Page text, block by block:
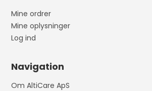
Mine ordrer
Mine oplysninger
Log ind
Navigation
Om AltiCare ApS